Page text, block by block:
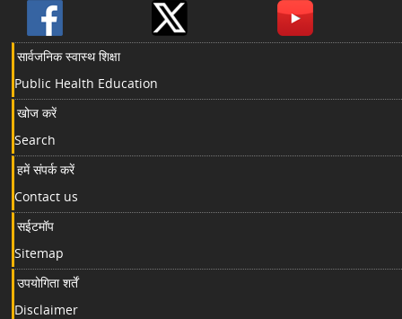
सार्वजनिक स्वास्थ शिक्षा
Public Health Education
खोज करें
Search
हमें संपर्क करें
Contact us
सईटमॉप
Sitemap
उपयोगिता शर्तें
Disclaimer